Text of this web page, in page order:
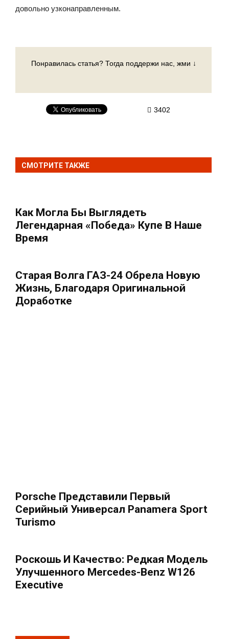
довольно узконаправленным.
Понравилась статья? Тогда поддержи нас, жми ↓
3402
СМОТРИТЕ ТАКЖЕ
Как Могла Бы Выглядеть
Легендарная «Победа» Купе В Наше
Время
Старая Волга ГАЗ-24 Обрела Новую
Жизнь, Благодаря Оригинальной
Доработке
Porsche Представили Первый
Серийный Универсал Panamera Sport
Turismo
Роскошь И Качество: Редкая Модель
Улучшенного Mercedes-Benz W126
Executive